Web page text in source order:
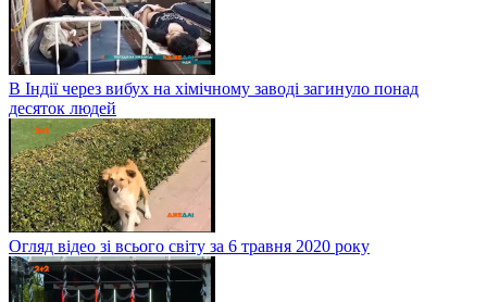
В Індії через вибух на хімічному заводі загинуло понад
десяток людей
Огляд відео зі всього світу за 6 травня 2020 року